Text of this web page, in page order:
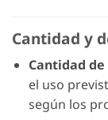
Cantidad y
Cantidad de
el uso
según los